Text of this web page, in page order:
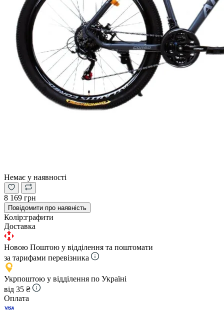
Немає у наявності
8 169 грн
Повідомити про наявність
Колір:графити
Доставка
Новою Поштою у відділення та поштомати
за тарифами перевізника
Укрпоштою у відділення по Україні
від 35 ₴
Оплата